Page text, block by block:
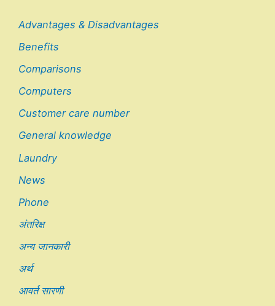
Advantages & Disadvantages
Benefits
Comparisons
Computers
Customer care number
General knowledge
Laundry
News
Phone
अंतरिक्ष
अन्य जानकारी
अर्थ
आवर्त सारणी